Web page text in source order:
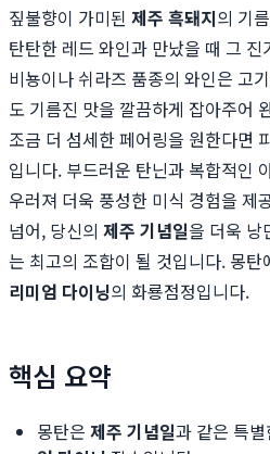
짚불향이 가미된 제주 흑돼지의 기
탄탄한 레드 와인과 만났을 때 그
비뇽이나 쉬라즈 품종의 와인은 고
도 기름진 맛을 깔끔하게 잡아주어
조금 더 섬세한 페어링을 원한다면
입니다. 부드러운 탄닌과 복합적인
우러져 더욱 풍성한 미식 경험을 제
넘어, 당신의 제주 기념일을 더욱 낭
는 최고의 조합이 될 것입니다. 몽탄
리미엄 다이닝의 화룡점정입니다.
핵심 요약
몽탄은 제주 기념일과 같은 특